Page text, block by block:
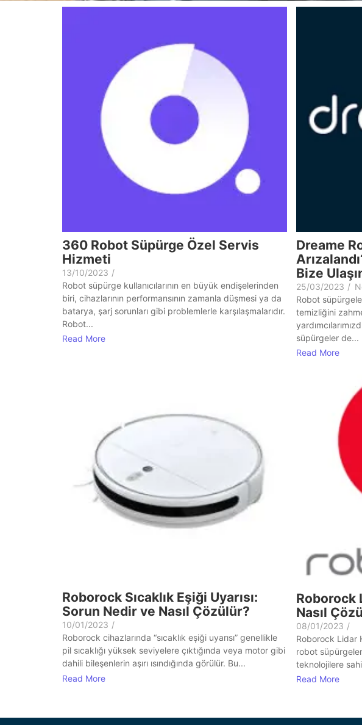
360 Robot Süpürge Özel Servis
Hizmeti
13/10/2023 /
Robot süpürge kullanıcılarının en büyük endişelerinden
biri, cihazlarının performansının zamanla düşmesi ya da
batarya, şarj sorunları gibi problemlerle karşılaşmalarıdır.
Robot...
Read More
Dreame
Bize
25/03/2023 /
Robot
temizliğini
süpürgeler de...
Read More
Roborock Sıcaklık Eşiği Uyarısı:
Sorun Nedir ve Nasıl Çözülür?
10/01/2023 /
Roborock cihazlarında “sıcaklık eşiği uyarısı” genellikle
pil sıcaklığı yüksek seviyelere çıktığında veya motor gibi
dahili bileşenlerin aşırı ısındığında görülür. Bu...
Read More
Roborock
Nasıl
08/01/2023 /
Roborock Lidar
robot
teknolojilere
Read More